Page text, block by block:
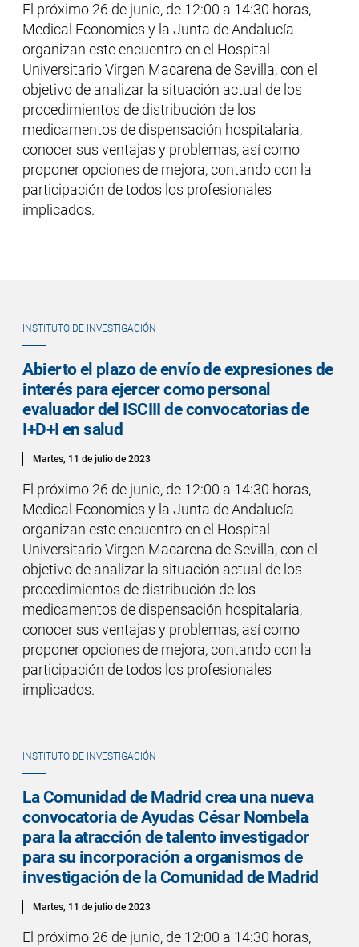
El próximo 26 de junio, de 12:00 a 14:30 horas,
Medical Economics y la Junta de Andalucía
organizan este encuentro en el Hospital
Universitario Virgen Macarena de Sevilla, con el
objetivo de analizar la situación actual de los
procedimientos de distribución de los
medicamentos de dispensación hospitalaria,
conocer sus ventajas y problemas, así como
proponer opciones de mejora, contando con la
participación de todos los profesionales
implicados.
INSTITUTO DE INVESTIGACIÓN
Abierto el plazo de envío de expresiones de
interés para ejercer como personal
evaluador del ISCIII de convocatorias de
I+D+I en salud
Martes, 11 de julio de 2023
El próximo 26 de junio, de 12:00 a 14:30 horas,
Medical Economics y la Junta de Andalucía
organizan este encuentro en el Hospital
Universitario Virgen Macarena de Sevilla, con el
objetivo de analizar la situación actual de los
procedimientos de distribución de los
medicamentos de dispensación hospitalaria,
conocer sus ventajas y problemas, así como
proponer opciones de mejora, contando con la
participación de todos los profesionales
implicados.
INSTITUTO DE INVESTIGACIÓN
La Comunidad de Madrid crea una nueva
convocatoria de Ayudas César Nombela
para la atracción de talento investigador
para su incorporación a organismos de
investigación de la Comunidad de Madrid
Martes, 11 de julio de 2023
El próximo 26 de junio, de 12:00 a 14:30 horas,